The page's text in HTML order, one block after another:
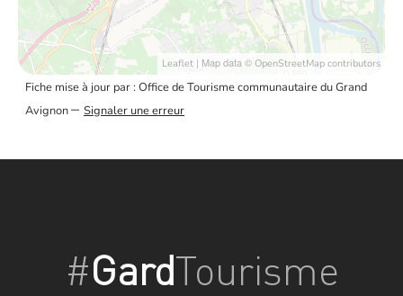
Leaflet | Map data © OpenStreetMap contributors
Fiche mise à jour par : Office de Tourisme communautaire du Grand
Avignon– Signaler une erreur
#GardTourisme